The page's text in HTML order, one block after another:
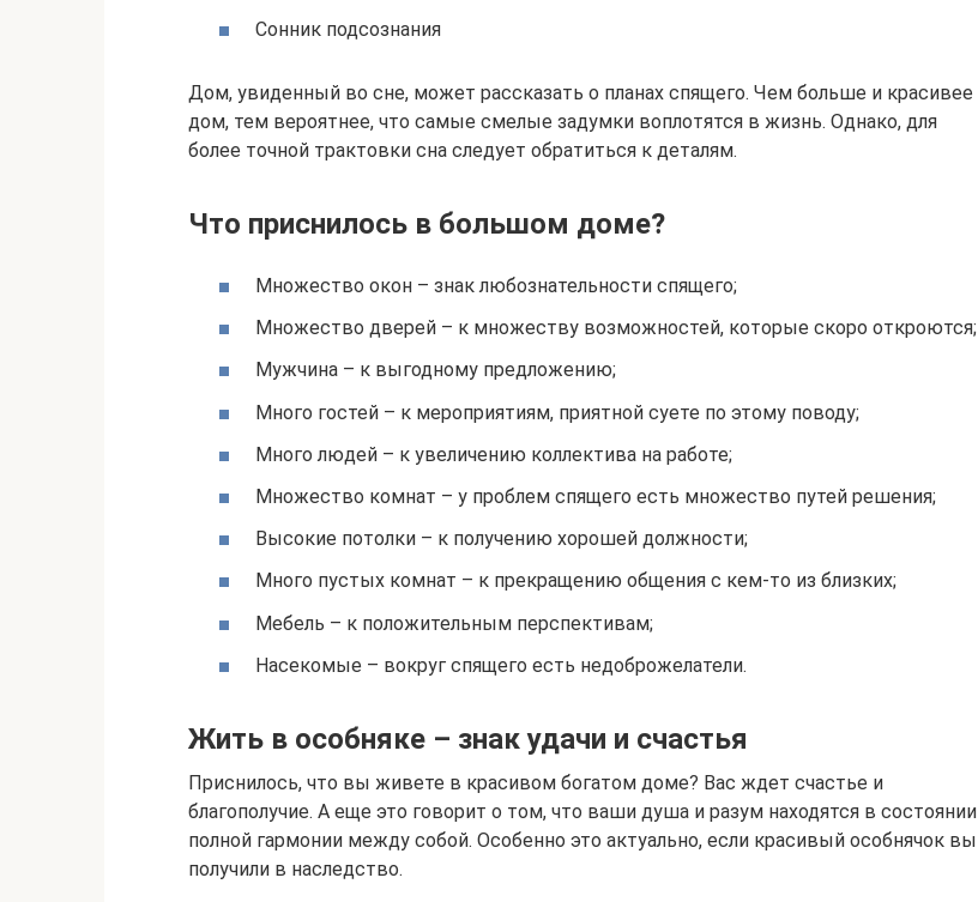
Сонник подсознания
Дом, увиденный во сне, может рассказать о планах спящего. Чем больше и красивее
дом, тем вероятнее, что самые смелые задумки воплотятся в жизнь. Однако, для
более точной трактовки сна следует обратиться к деталям.
Что приснилось в большом доме?
Множество окон – знак любознательности спящего;
Множество дверей – к множеству возможностей, которые скоро откроются;
Мужчина – к выгодному предложению;
Много гостей – к мероприятиям, приятной суете по этому поводу;
Много людей – к увеличению коллектива на работе;
Множество комнат – у проблем спящего есть множество путей решения;
Высокие потолки – к получению хорошей должности;
Много пустых комнат – к прекращению общения с кем-то из близких;
Мебель – к положительным перспективам;
Насекомые – вокруг спящего есть недоброжелатели.
Жить в особняке – знак удачи и счастья
Приснилось, что вы живете в красивом богатом доме? Вас ждет счастье и
благополучие. А еще это говорит о том, что ваши душа и разум находятся в состоянии
полной гармонии между собой. Особенно это актуально, если красивый особнячок вы
получили в наследство.